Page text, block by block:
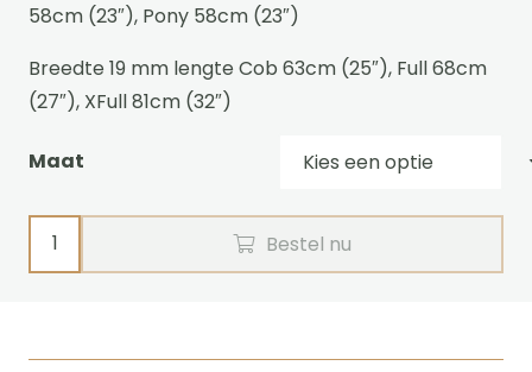
58cm (23″), Pony 58cm (23″)
Breedte 19 mm lengte Cob 63cm (25″), Full 68cm
(27″), XFull 81cm (32″)
Maat
Kopstuk
Zilco
Bestel nu